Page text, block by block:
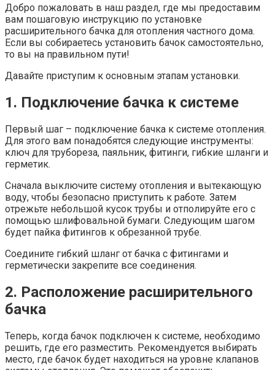
Добро пожаловать в наш раздел, где мы предоставим
вам пошаговую инструкцию по установке
расширительного бачка для отопления частного дома.
Если вы собираетесь установить бачок самостоятельно,
то вы на правильном пути!
Давайте приступим к основным этапам установки.
1. Подключение бачка к системе
Первый шаг – подключение бачка к системе отопления.
Для этого вам понадобятся следующие инструменты:
ключ для трубореза, паяльник, фитинги, гибкие шланги и
герметик.
Сначала выключите систему отопления и вытекающую
воду, чтобы безопасно приступить к работе. Затем
отрежьте небольшой кусок трубы и отполируйте его с
помощью шлифовальной бумаги. Следующим шагом
будет пайка фитингов к обрезанной трубе.
Соедините гибкий шланг от бачка с фитингами и
герметически закрепите все соединения.
2. Расположение расширительного
бачка
Теперь, когда бачок подключен к системе, необходимо
решить, где его разместить. Рекомендуется выбирать
место, где бачок будет находиться на уровне клапанов